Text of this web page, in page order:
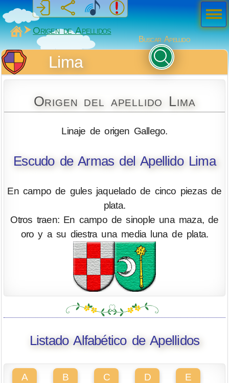
MiSabueso
Origen de Apellidos
Buscar Apellido
Lima
Origen del apellido Lima
Linaje de origen Gallego.
Escudo de Armas del Apellido Lima
En campo de gules jaquelado de cinco piezas de
plata.
Otros traen: En campo de sinople una maza, de
oro y a su diestra una media luna de plata.
Listado Alfabético de Apellidos
A B C D E
Men
ú